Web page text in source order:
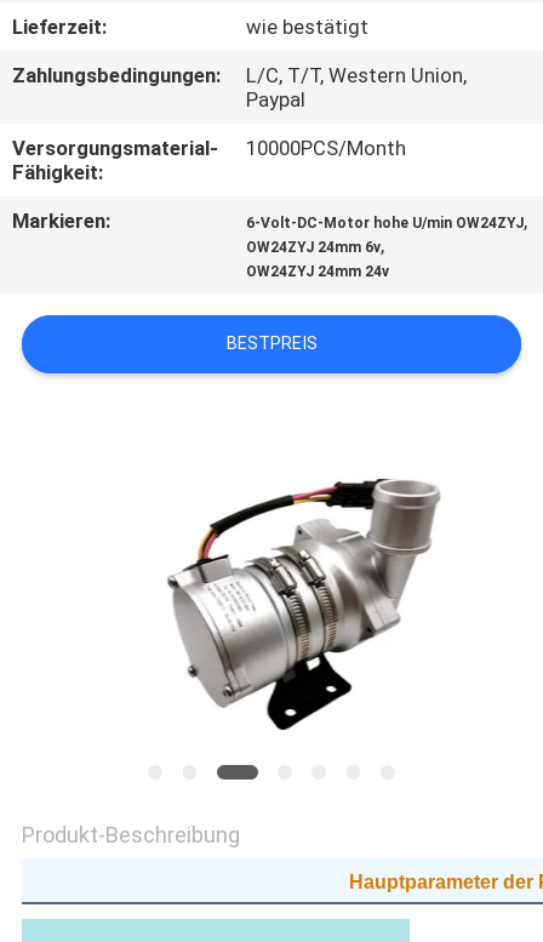
FÄLLE
SITEMAP
Lieferzeit:
wie bestätigt
Zahlungsbedingungen:
L/C, T/T, Western Union,
Paypal
Versorgungsmaterial-
Fähigkeit:
10000PCS/Month
Markieren: 6-Volt-DC-Motor hohe U/min OW24ZYJ,
OW24ZYJ 24mm 6v,
OW24ZYJ 24mm 24v
BESTPREIS
Produkt-Beschreibung
Hauptparameter der